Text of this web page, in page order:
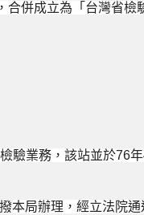
併成立為「台灣省
驗業務，該站並於76年
本局辦理，經立法院通